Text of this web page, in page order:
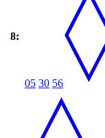
8:
05 30 56